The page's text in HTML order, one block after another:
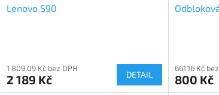
Lenovo S90
1 809,09 Kč bez DPH
2 189 Kč DETAIL
661,16 Kč
800 Kč